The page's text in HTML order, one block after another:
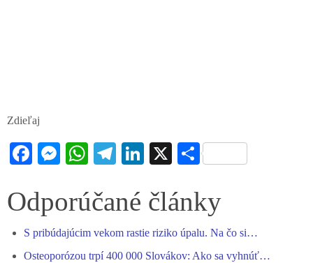
Zdieľaj
Fa
bo
ok
M
se
er
W
ts
pp
Te
gr
m
Li
ed
X S
re
Odporúčané články
S pribúdajúcim vekom rastie riziko úpalu. Na čo si…
Osteoporózou trpí 400 000 Slovákov: Ako sa vyhnúť…